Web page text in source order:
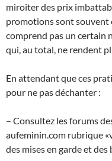
miroiter des prix
promotions sont souvent
comprend pas un certain
qui, au total, ne rendent
En attendant que ces
pour ne pas déchanter :
– Consultez les forums
aufeminin.com rubrique
des mises en garde et des